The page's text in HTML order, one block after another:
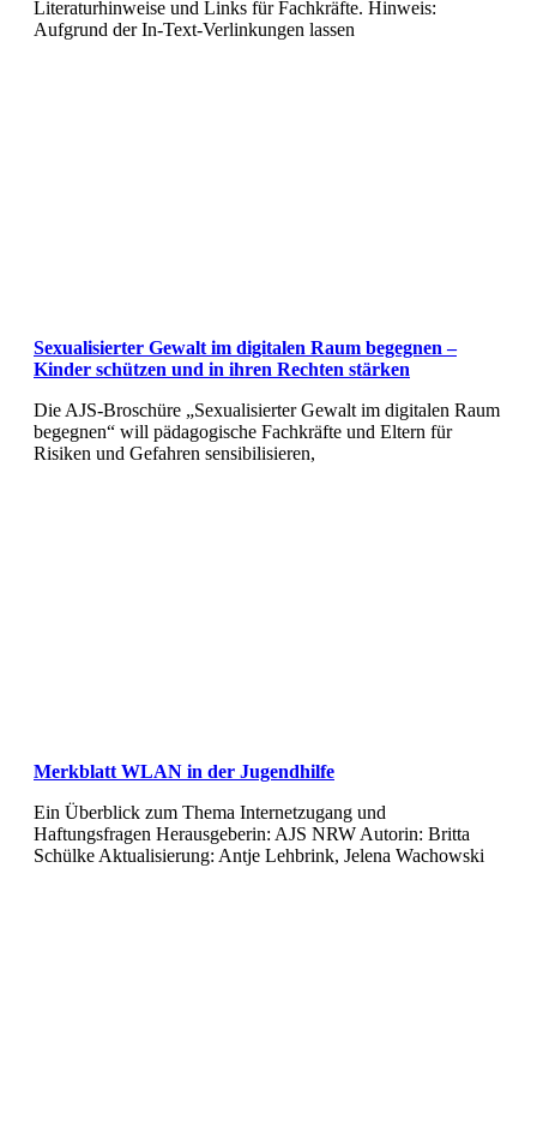
Literaturhinweise und Links für Fachkräfte. Hinweis:
Aufgrund der In-Text-Verlinkungen lassen
Sexualisierter Gewalt im digitalen Raum begegnen –
Kinder schützen und in ihren Rechten stärken
Die AJS-Broschüre „Sexualisierter Gewalt im digitalen Raum
begegnen“ will pädagogische Fachkräfte und Eltern für
Risiken und Gefahren sensibilisieren,
Merkblatt WLAN in der Jugendhilfe
Ein Überblick zum Thema Internetzugang und
Haftungsfragen Herausgeberin: AJS NRW Autorin: Britta
Schülke Aktualisierung: Antje Lehbrink, Jelena Wachowski